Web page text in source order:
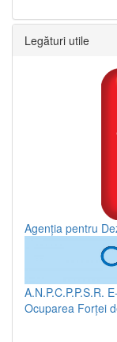
Legături utile
Agenția pentru
A.N.P.C.P.P.S.R.
Ocuparea Forței